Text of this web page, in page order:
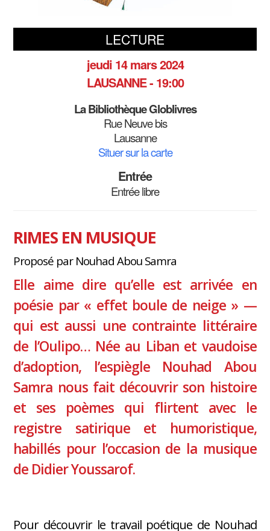
LECTURE
jeudi 14 mars 2024
LAUSANNE - 19:00
La Bibliothèque Globlivres
Rue Neuve bis
Lausanne
Situer sur la carte
Entrée
Entrée libre
RIMES EN MUSIQUE
Proposé par Nouhad Abou Samra
Elle aime dire qu’elle est arrivée en
poésie par « effet boule de neige » —
qui est aussi une contrainte littéraire
de l’Oulipo… Née au Liban et vaudoise
d’adoption, l’espiègle Nouhad Abou
Samra nous fait découvrir son histoire
et ses poèmes qui flirtent avec le
registre satirique et humoristique,
habillés pour l’occasion de la musique
de Didier Youssarof.
Pour découvrir le travail poétique de Nouhad